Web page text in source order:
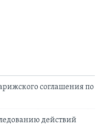
соглашения по
действий